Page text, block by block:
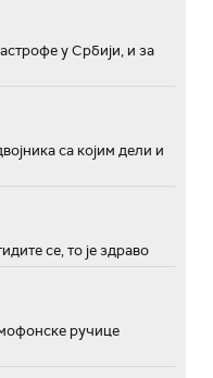
у Србији, и за
са којим дели и
се, то је здраво
ручице